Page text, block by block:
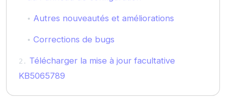
Autres nouveautés et améliorations
Corrections de bugs
Télécharger la mise à jour facultative
KB5065789